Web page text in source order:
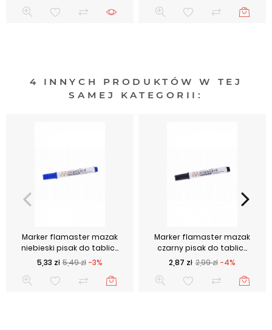
4 INNYCH PRODUKTÓW W TEJ
SAMEJ KATEGORII:
Marker flamaster mazak
niebieski pisak do tablic...
Cena podstawowa
5,49 zł -3%
Cena
5,33 zł
Marker flamaster mazak
czarny pisak do tablic...
Cena podstawowa
2,99 zł -4%
Cena
2,87 zł